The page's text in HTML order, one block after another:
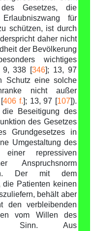
Gesetzes, die
für
schützen, ist durch
daher nicht
der Bevölkerung
wichtiges
9, 338 [346]; 13, 97
Schutz eine solche
nicht außer
406 f.]; 13, 97 [107]).
Beseitigung des
des Gesetzes
Grundgesetzes in
Umgestaltung des
repressiven
Anspruchsnorm
Der mit dem
die Patienten keinen
behält aber
den verbleibenden
vom Willen des
Sinn. Aus